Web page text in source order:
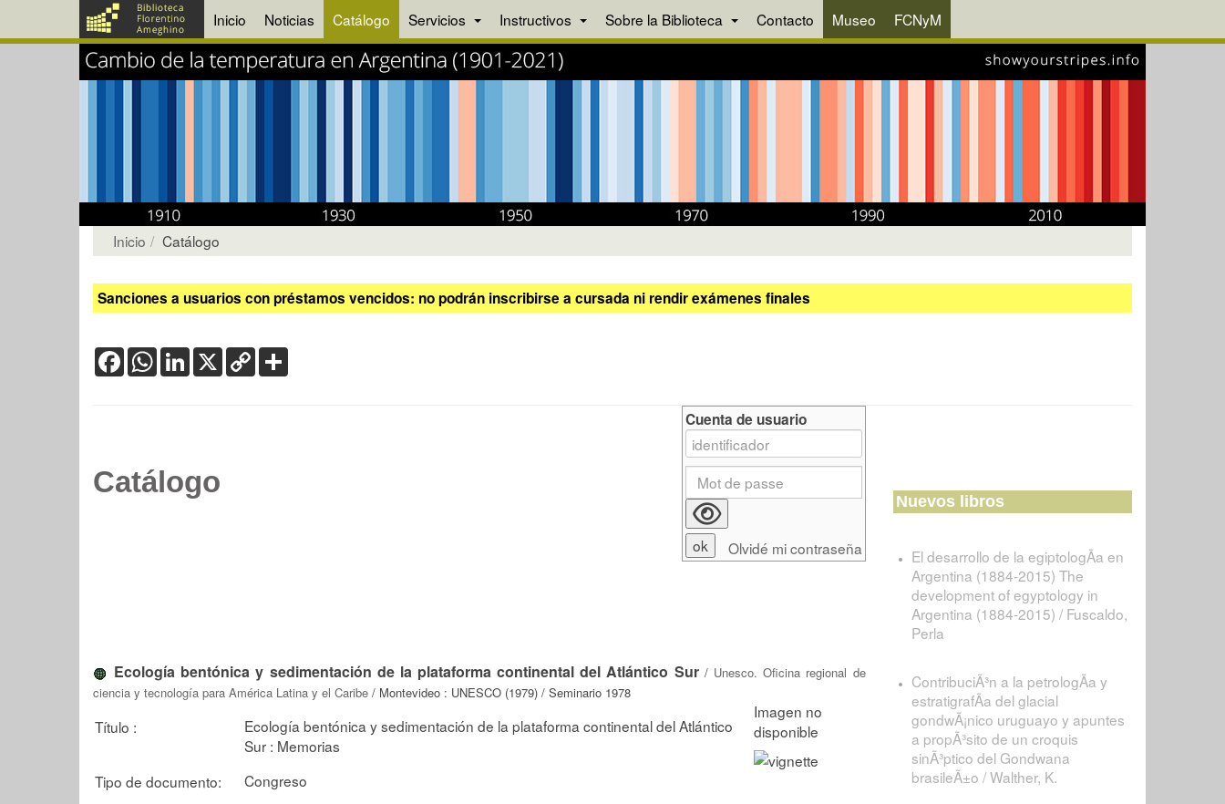
Inicio Noticias Catálogo Servicios Instructivos Sobre la Biblioteca Contacto Museo FCNyM
Inicio Catálogo
Sanciones a usuarios con préstamos vencidos: no podrán inscribirse a cursada ni rendir exámenes finales
FacebookWhatsApp
LinkedIn
X Copy
Link
Catálogo
Ecología bentónica y sedimentación de la plataforma continental del Atlántico Sur/ Unesco. Oficina regional de
ciencia y tecnología para América Latina y el Caribe / Montevideo : UNESCO (1979) / Seminario 1978
Título :
Ecología bentónica y sedimentación de la plataforma continental del Atlántico
Sur : Memorias
Tipo de documento:
Congreso
Cuenta de usuario
Olvidé mi contraseña
Nuevos libros
El desarrollo de la egiptologÃ­a en
Argentina (1884-2015) The
development of egyptology in
Argentina (1884-2015) / Fuscaldo,
Perla
ContribuciÃ³n a la petrologÃ­a y
estratigrafÃ­a del glacial
gondwÃ¡nico uruguayo y apuntes
a propÃ³sito de un croquis
sinÃ³ptico del Gondwana
brasileÃ±o / Walther, K.